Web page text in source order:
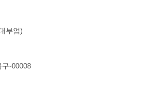
부업)
-00008